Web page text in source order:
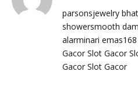
parsonsjewelry
showersmooth
alarminari emas168
Gacor Slot Gacor
Gacor Slot Gacor